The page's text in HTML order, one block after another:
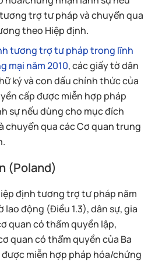
trợ tư pháp và chuyển qua
theo Hiệp định.
tương trợ tư pháp trong lĩnh
mại năm 2010, các giấy tờ dân
ký và con dấu chính thức của
cấp được miễn hợp pháp
sự nếu dùng cho mục đích
chuyển qua các Cơ quan trung
(Poland)
định tương trợ tư pháp năm
lao động (Điều 1.3), dân sự, gia
quan có thẩm quyền lập,
quan có thẩm quyền của Ba
được miễn hợp pháp hóa/chứng